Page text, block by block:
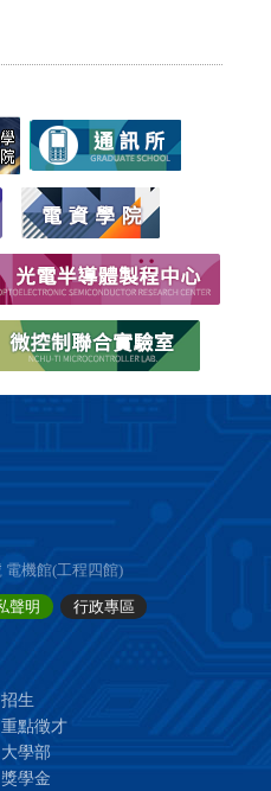
電機館(工程四館)
聲明 行政專區
招生
重點徵才
大學部
獎學金